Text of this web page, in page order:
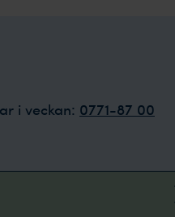
i veckan: 0771-87 00